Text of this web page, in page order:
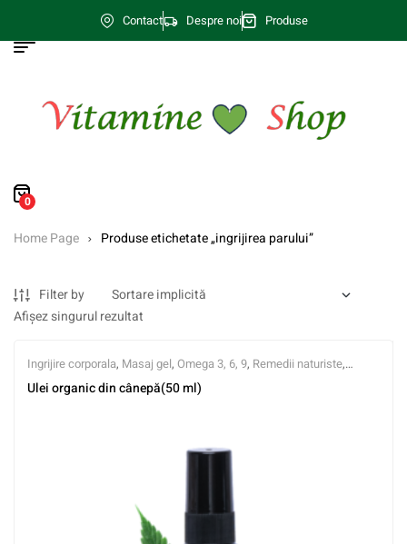
Contact Despre noi Produse
0
Home Page Produse etichetate „ingrijirea parului”
Filter by
Afișez singurul rezultat
Ingrijire corporala, Masaj gel, Omega 3, 6, 9, Remedii naturiste,
Vitamina A,Vitamina B,Vitamina C
Ulei organic din cânepă(50 ml)